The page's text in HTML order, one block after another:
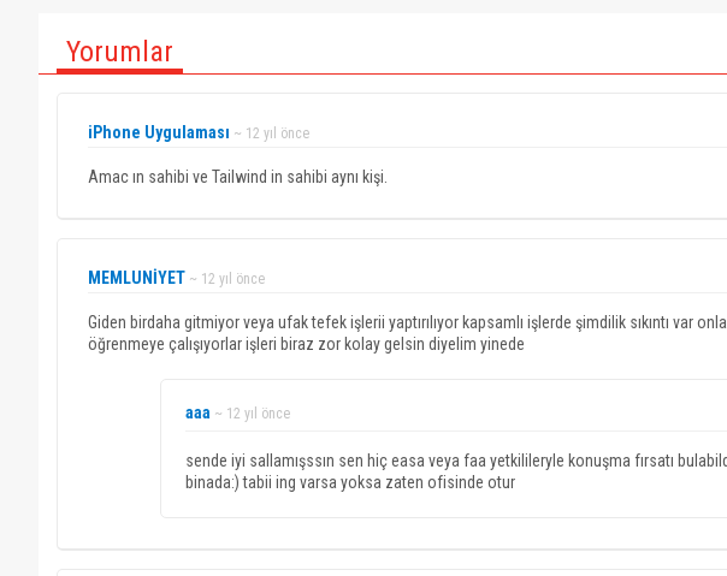
Yorumlar
iPhone Uygulaması ~ 12 yıl önce
Amac ın sahibi ve Tailwind in sahibi aynı kişi.
MEMLUNİYET ~ 12 yıl önce
Giden birdaha gitmiyor veya ufak tefek işlerii yaptırılıyor kapsamlı işlerde şimdilik sıkıntı var
öğrenmeye çalışıyorlar işleri biraz zor kolay gelsin diyelim yinede
aaa ~ 12 yıl önce
sende iyi sallamışssın sen hiç easa veya faa yetkilileryle konuşma fırsatı
binada:) tabii ing varsa yoksa zaten ofisinde otur